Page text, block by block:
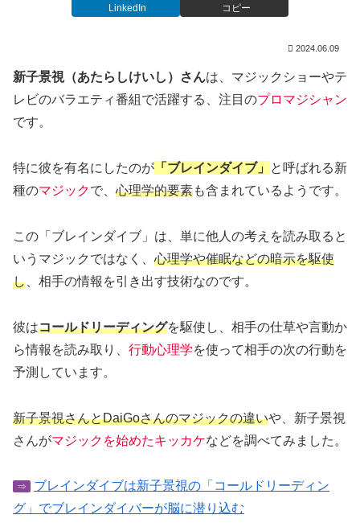
LinkedIn コピー
2024.06.09
新子景視（あたらしけいし）さんは、マジックショーやテ
レビのバラエティ番組で活躍する、注目のプロマジシャン
です。
特に彼を有名にしたのが 「ブレインダイブ」
と呼ばれる新
種のマジックで、 心理学的要素も含まれているようです。
この「ブレインダイブ」は、単に他人の考えを読み取ると
いうマジックではなく、 心理学や催眠などの暗示を駆使
し 、相手の情報を引き出す技術なのです。
彼はコールドリーディングを駆使し、相手の仕草や言動か
ら情報を読み取り、 行動心理学を使って相手の次の行動を
予測しています。
新子景視さんとDaiGoさんのマジックの違いや、新子景視
さんがマジックを始めたキッカケなどを調べてみました。
⇒
ブレインダイブは新子景視の「コールドリーディン
グ」でブレインダイバーが脳に潜り込む